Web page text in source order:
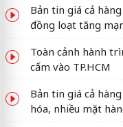
Bản tin giá cả
đồng loạt tăng
Toàn cảnh hành
cấm vào TP.HCM
Bản tin giá cả
hóa, nhiều mặt